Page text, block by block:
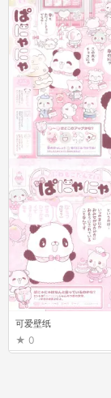
可爱壁纸
0